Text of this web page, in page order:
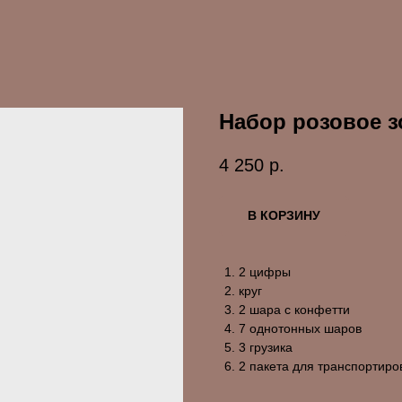
Набор розовое
4 250 р.
В КОРЗИНУ
2 цифры
круг
2 шара с конфетти
7 однотонных шаров
3 грузика
2 пакета для